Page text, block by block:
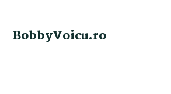
primary
main
primary
footer
BobbyVoicu.ro